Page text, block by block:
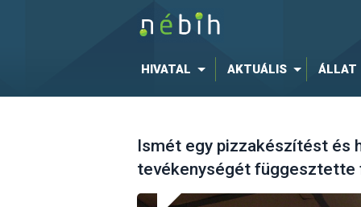
HIVATAL AKTUÁLIS ÁLLAT
Ismét egy pizzakészítést és
tevékenységét függesztette